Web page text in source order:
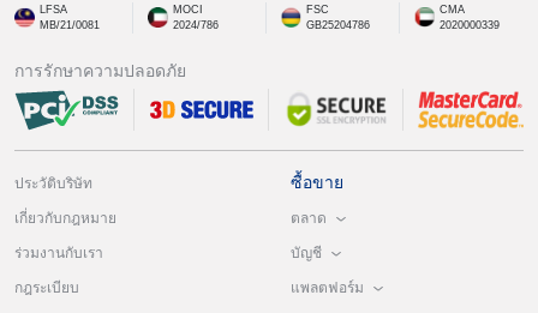
LFSA
MB/21/0081
MOCI
2024/786
FSC
GB25204786
CMA
2020000339
การรักษาความปลอดภัย
ประวัติบริษัท
เกี่ยวกับกฎหมาย
ร่วมงานกับเรา
กฎระเบียบ
ซื้อขาย
ตลาด
บัญชี
แพลตฟอร์ม